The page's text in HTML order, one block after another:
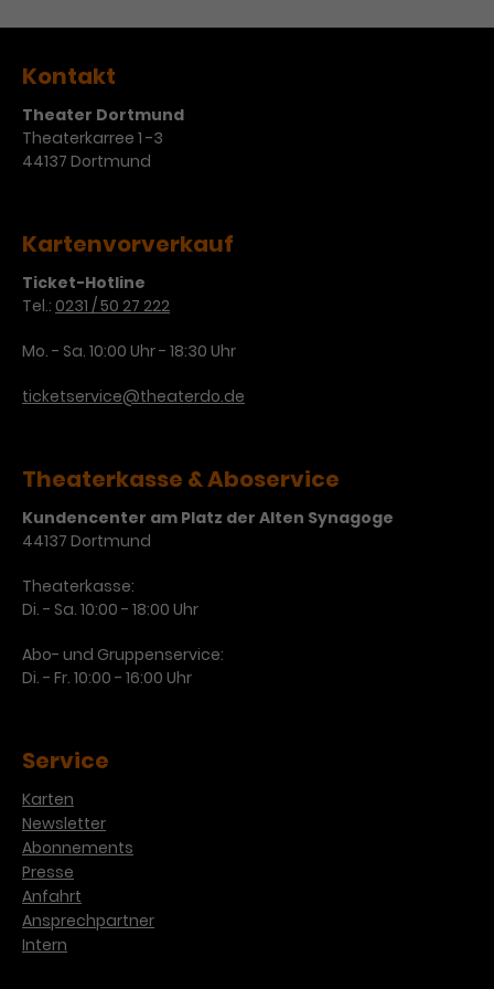
verschiedene Websites hinweg.
Kontakt
Theater Dortmund
Theaterkarree 1 -3
44137 Dortmund
Kartenvorverkauf
Ticket-Hotline
Tel.: 0231 / 50 27 222
Mo. - Sa. 10:00 Uhr - 18:30 Uhr
ticketservice@theaterdo.de
Theaterkasse & Aboservice
Kundencenter am Platz der Alten Synagoge
44137 Dortmund
Theaterkasse:
Di. - Sa. 10:00 - 18:00 Uhr
Abo- und Gruppenservice:
Di. - Fr. 10:00 - 16:00 Uhr
Service
Karten
Newsletter
Abonnements
Presse
Anfahrt
Ansprechpartner
Intern